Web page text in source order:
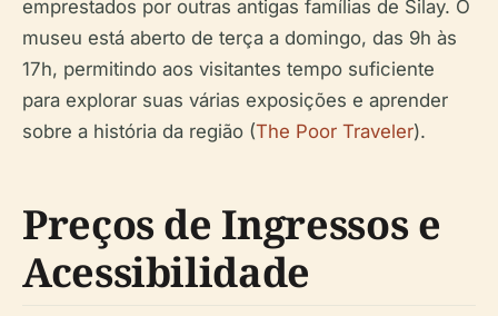
emprestados por outras antigas famílias de Silay. O
museu está aberto de terça a domingo, das 9h às
17h, permitindo aos visitantes tempo suficiente
para explorar suas várias exposições e aprender
sobre a história da região (The Poor Traveler).
Preços de Ingressos e
Acessibilidade